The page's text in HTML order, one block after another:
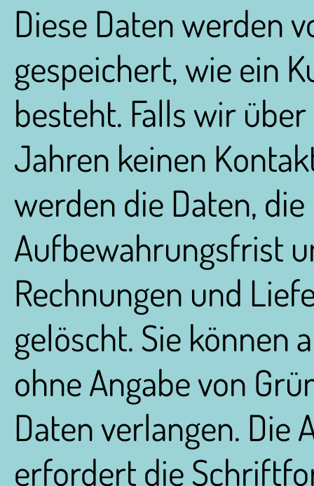
Diese Daten werden
gespeichert, wie ein
besteht. Falls wir
Jahren keinen
werden die Daten,
Aufbewahrungsfrist
Rechnungen und
gelöscht. Sie können
ohne Angabe von
Daten verlangen. Die
erfordert die